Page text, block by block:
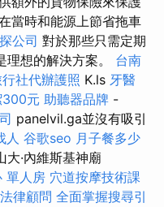
當時和能源上節省拖車
公司 對於那些只需定期
想的解決方案。 台南
社代辦護照 K.ls 牙醫
300元 助聽器品牌 -
panelvil.ga並沒有吸引
人 谷歌seo 月子餐多少
大·內維斯基神廟
單人房 穴道按摩技術課
法律顧問 全面掌握搜尋引